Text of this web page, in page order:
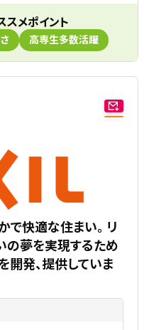
スメポイント
高専生多数活躍
で快適な住まい。 リ
の夢を実現するため
開発、提供していま